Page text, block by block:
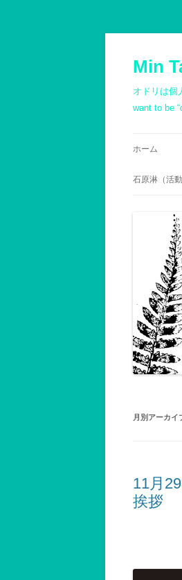
ン
ツ
へ
ス
キ
Min
オドリは個
want to be
ホーム
石原淋（活
PROFILE
石原志保／
月別アーカイ
11月
挨拶